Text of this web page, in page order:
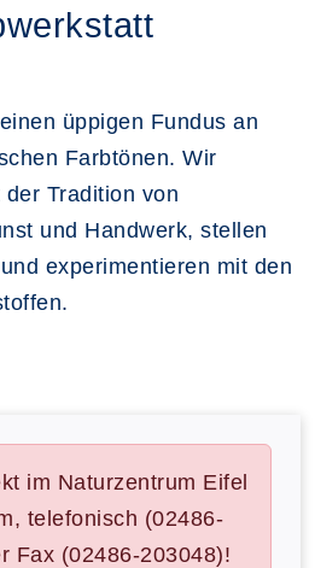
üppigen Fundus an
Farbtönen. Wir
Tradition von
und Handwerk, stellen
experimentieren mit den
im Naturzentrum Eifel
telefonisch (02486-
Fax (02486-203048)!